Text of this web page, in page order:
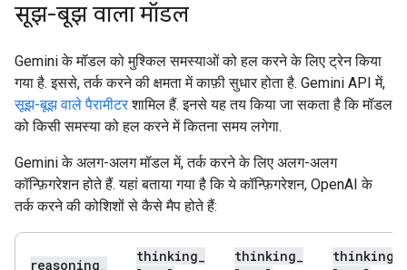
सूझ-बूझ वाला मॉडल
Gemini के मॉडल को मुश्किल समस्याओं को हल करने के लिए ट्रेन किया
गया है. इससे, तर्क करने की क्षमता में काफ़ी सुधार होता है. Gemini API में,
सूझ-बूझ वाले पैरामीटरशामिल हैं. इनसे यह तय किया जा सकता है कि मॉडल
को किसी समस्या को हल करने में कितना समय लगेगा.
Gemini के अलग-अलग मॉडल में, तर्क करने के लिए अलग-अलग
कॉन्फ़िगरेशन होते हैं. यहां बताया गया है कि ये कॉन्फ़िगरेशन, OpenAI के
तर्क करने की कोशिशों से कैसे मैप होते हैं:
reasoning
thinking thinking thinking